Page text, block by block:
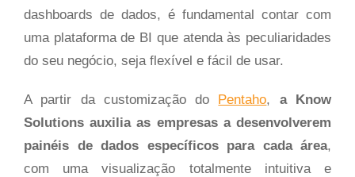
dashboards de dados, é fundamental contar com
uma plataforma de BI que atenda às peculiaridades
do seu negócio, seja flexível e fácil de usar.
A partir da customização do Pentaho, a Know
Solutions auxilia as empresas a desenvolverem
painéis de dados específicos para cada área,
com uma visualização totalmente intuitiva e